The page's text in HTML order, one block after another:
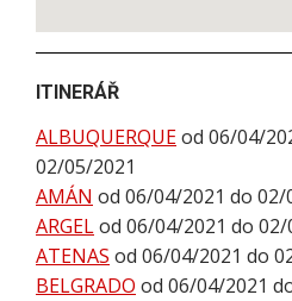
ITINERÁŘ
ALBUQUERQUEod 06/04/
02/05/2021
AMÁN od 06/04/2021 do 02/
ARGELod 06/04/2021 do 02/
ATENAS od 06/04/2021 do
BELGRADO od 06/04/2021